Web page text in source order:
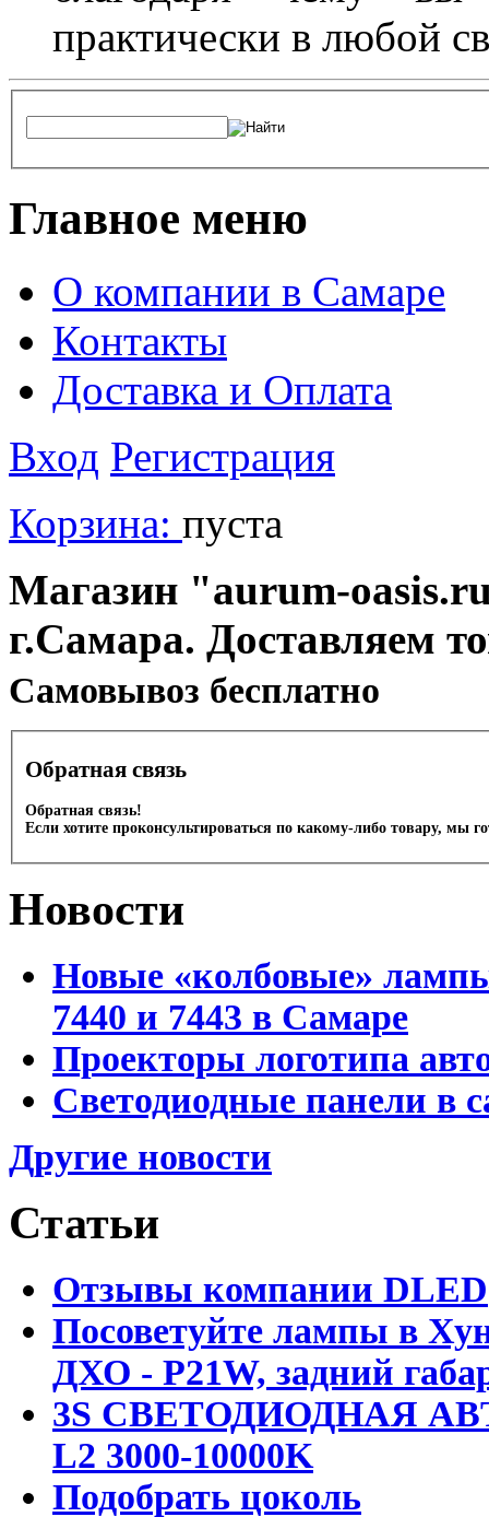
практически в любой
Главное меню
О компании в Самаре
Контакты
Доставка и Оплата
Вход Регистрация
Корзина: пуста
Магазин "aurum-
г.Самара. Доставляем
Cамовывоз бесплатно
Обратная связь
Обратная связь!
Если хотите проконсультироваться по какому-либо товару, мы
Новости
Новые «колбовые»
7440 и 7443 в Самаре
Проекторы логотипа
Светодиодные панели в
Другие новости
Статьи
Отзывы компании DLED
Посоветуйте лампы в
ДХО - P21W, задний
3S СВЕТОДИОДНАЯ
L2 3000-10000K
Подобрать цоколь